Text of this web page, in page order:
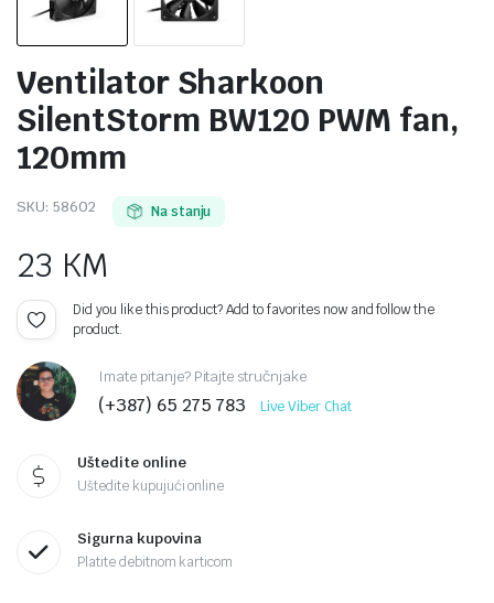
Ventilator Sharkoon
SilentStorm BW120 PWM fan,
120mm
SKU: 58602 Na stanju
23 KM
Did you like this product? Add to favorites now and follow the
product.
Imate pitanje? Pitajte stručnjake
(+387) 65 275 783 Live Viber Chat
Uštedite online
Uštedite kupujući online
Sigurna kupovina
Platite debitnom karticom